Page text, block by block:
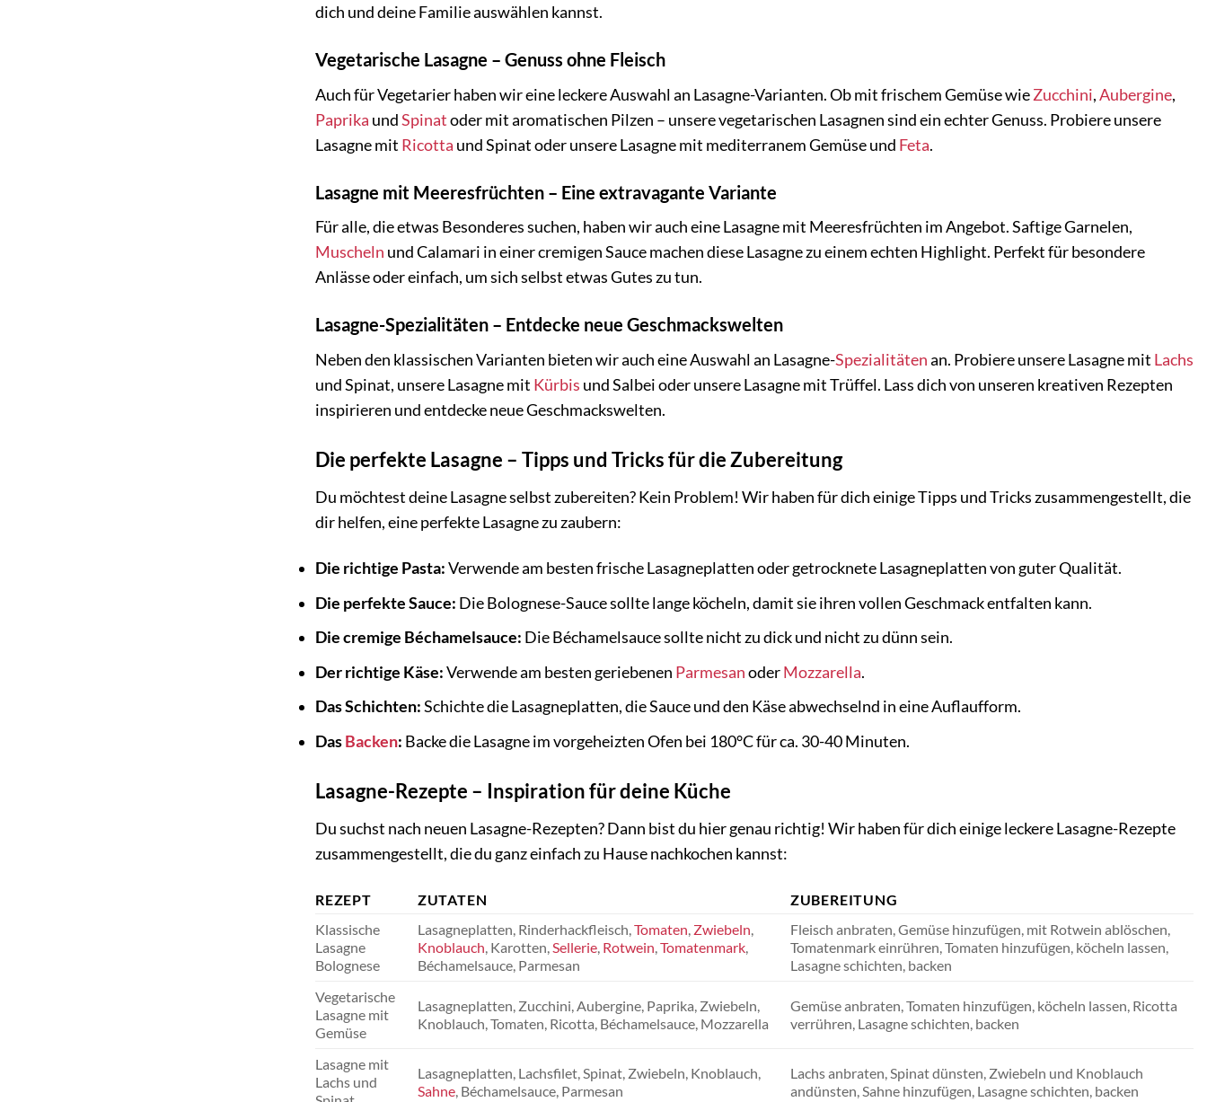
dich und deine Familie auswählen kannst.
Vegetarische Lasagne – Genuss ohne Fleisch
Auch für Vegetarier haben wir eine leckere Auswahl an Lasagne-Varianten. Ob mit frischem Gemüse wieZucchini,Aubergine,
Paprika undSpinatoder mit aromatischen Pilzen – unsere vegetarischen Lasagnen sind ein echter Genuss. Probiere unsere
Lasagne mit Ricotta und Spinat oder unsere Lasagne mit mediterranem Gemüse und Feta.
Lasagne mit Meeresfrüchten – Eine extravagante Variante
Für alle, die etwas Besonderes suchen, haben wir auch eine Lasagne mit Meeresfrüchten im Angebot. Saftige Garnelen,
Muscheln und Calamari in einer cremigen Sauce machen diese Lasagne zu einem echten Highlight. Perfekt für besondere
Anlässe oder einfach, um sich selbst etwas Gutes zu tun.
Lasagne-Spezialitäten – Entdecke neue Geschmackswelten
Neben den klassischen Varianten bieten wir auch eine Auswahl an Lasagne-Spezialitätenan. Probiere unsere Lasagne mit Lachs
und Spinat, unsere Lasagne mit Kürbis und Salbei oder unsere Lasagne mit Trüffel. Lass dich von unseren kreativen Rezepten
inspirieren und entdecke neue Geschmackswelten.
Die perfekte Lasagne – Tipps und Tricks für die Zubereitung
Du möchtest deine Lasagne selbst zubereiten? Kein Problem! Wir haben für dich einige Tipps und Tricks zusammengestellt, die
dir helfen, eine perfekte Lasagne zu zaubern:
Die richtige Pasta:Verwende am besten frische Lasagneplatten oder getrocknete Lasagneplatten von guter Qualität.
Die perfekte Sauce: Die Bolognese-Sauce sollte lange köcheln, damit sie ihren vollen Geschmack entfalten kann.
Die cremige Béchamelsauce: Die Béchamelsauce sollte nicht zu dick und nicht zu dünn sein.
Der richtige Käse:Verwende am besten geriebenen ParmesanoderMozzarella.
Das Schichten:Schichte die Lasagneplatten, die Sauce und den Käse abwechselnd in eine Auflaufform.
DasBacken: Backe die Lasagne im vorgeheizten Ofen bei 180°C für ca. 30-40 Minuten.
Lasagne-Rezepte – Inspiration für deine Küche
Du suchst nach neuen Lasagne-Rezepten? Dann bist du hier genau richtig! Wir haben für dich einige leckere Lasagne-Rezepte
zusammengestellt, die du ganz einfach zu Hause nachkochen kannst:
REZEPT ZUTATEN
ZUBEREITUNG
Klassische
Lasagne
Bolognese
Lasagneplatten, Rinderhackfleisch,Tomaten, Zwiebeln,
Knoblauch, Karotten,Sellerie, Rotwein,Tomatenmark,
Béchamelsauce, Parmesan
Fleisch anbraten, Gemüse hinzufügen, mit Rotwein ablöschen,
Tomatenmark einrühren, Tomaten hinzufügen, köcheln lassen,
Lasagne schichten, backen
Vegetarische
Lasagne mit
Gemüse
Lasagneplatten, Zucchini, Aubergine, Paprika, Zwiebeln,
Knoblauch, Tomaten, Ricotta, Béchamelsauce, Mozzarella
Gemüse anbraten, Tomaten hinzufügen, köcheln lassen, Ricotta
verrühren, Lasagne schichten, backen
Lasagne mit
Lachs und
Lasagneplatten, Lachsfilet, Spinat, Zwiebeln, Knoblauch,
Sahne, Béchamelsauce, Parmesan
Lachs anbraten, Spinat dünsten, Zwiebeln und Knoblauch
andünsten, Sahne hinzufügen, Lasagne schichten, backen